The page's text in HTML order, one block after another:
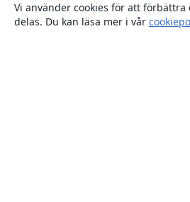
Vi använder cookies för att
delas. Du kan läsa mer i vår